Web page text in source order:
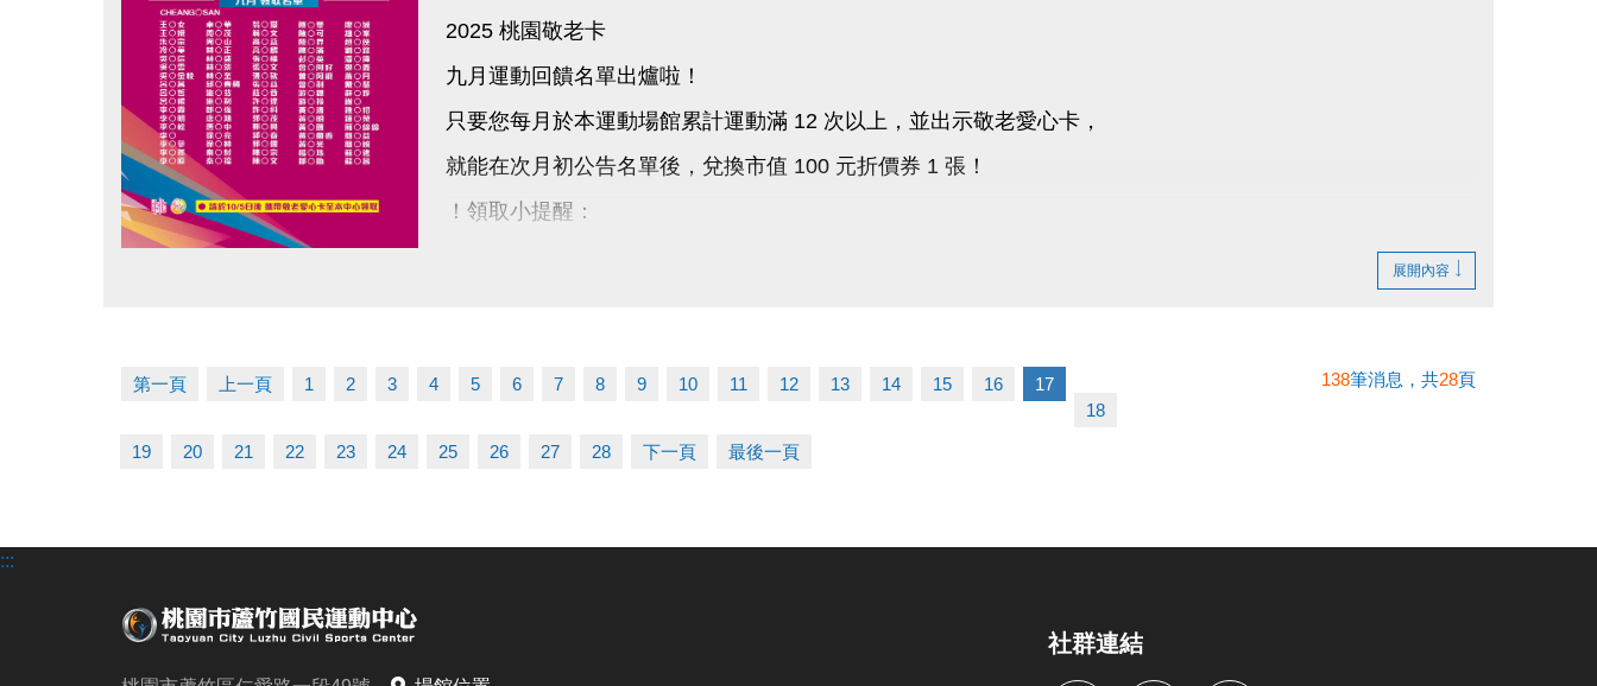
2025 桃園敬老卡
九月運動回饋名單出爐啦！
只要您每月於本運動場館累計運動滿 12 次以上，並出示敬老愛心卡，
就能在次月初公告名單後，兌換市值 100 元折價券 1 張！
！領取小提醒：
健康加分、回饋加分、快樂也加分
展開內容
第一頁 上一頁 1 2 3 4 5 6 7 8 9 10 11 12 13 14 15 16
17
18
19 20 21 22 23 24 25 26 27 28 下一頁 最後一頁
138筆消息，共28頁
:::
社群連結